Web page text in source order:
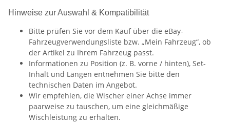
Hinweise zur Auswahl & Kompatibilität
Bitte prüfen Sie vor dem Kauf über die eBay-
Fahrzeugverwendungsliste bzw. „Mein Fahrzeug“, ob
der Artikel zu Ihrem Fahrzeug passt.
Informationen zu Position (z. B. vorne / hinten), Set-
Inhalt und Längen entnehmen Sie bitte den
technischen Daten im Angebot.
Wir empfehlen, die Wischer einer Achse immer
paarweise zu tauschen, um eine gleichmäßige
Wischleistung zu erhalten.